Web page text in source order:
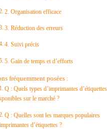
2. Organisation efficace
3. Réduction des erreurs
4. Suivi précis
5. Gain de temps et d’efforts
fréquemment posées :
Q : Quels types d’imprimantes
sur le marché ?
Q : Quelles sont les marques populaires
d’étiquettes ?